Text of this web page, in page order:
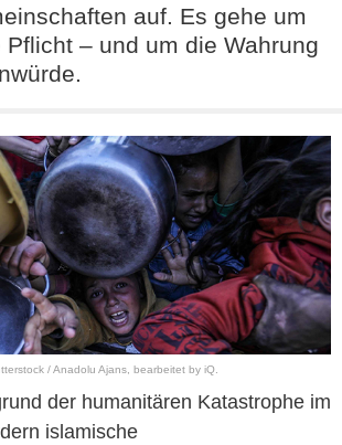
auf. Es gehe um
– und um die Wahrung
/ Anadolu Ajans, bearbeitet by iQ.
der humanitären Katastrophe im
islamische